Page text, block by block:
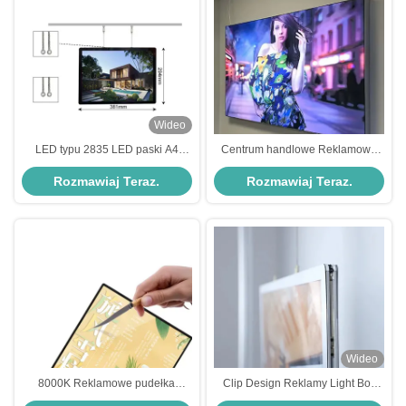
Wideo
LED typu 2835 LED paski A4
210mm*297mm Reklamowe
pudełka oświetleniowe do
efektywnej reklamy
Rozmawiaj Teraz.
Centrum handlowe Reklamowe
pudełka świetlna CE Outdoor Box
Light 6000 X 1600mm
Rozmawiaj Teraz.
8000K Reklamowe pudełka
świetlna A4 210mm X 297mm
Wideo
Clip Design Reklamy Light Box
2500 Lux Poster Light Box Z 2835